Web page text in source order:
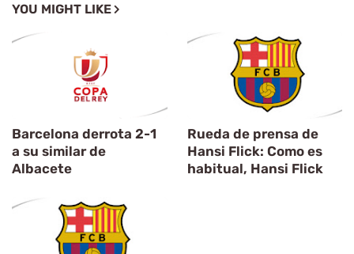
YOU MIGHT LIKE
Barcelona derrota 2-1
a su similar de
Albacete
Rueda de prensa de
Hansi Flick: Como es
habitual, Hansi Flick